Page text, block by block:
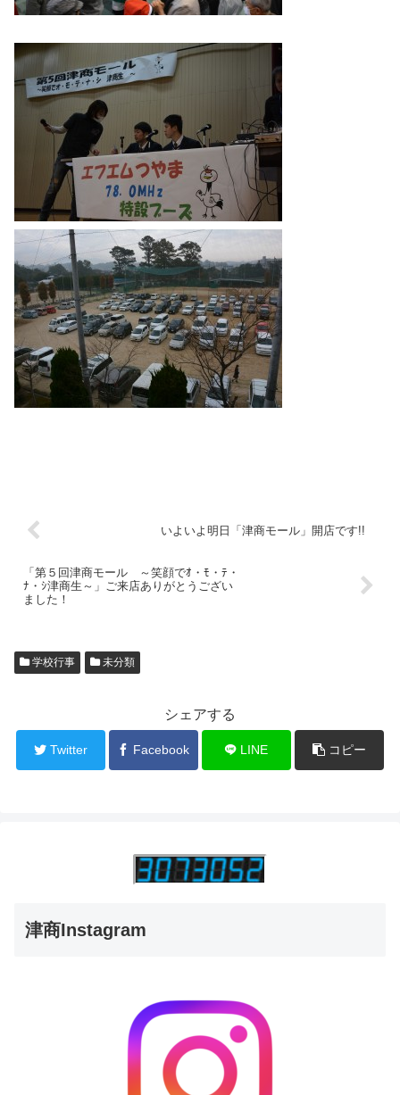
いよいよ明日「津商モール」開店です!!
「第５回津商モール ～笑顔でｵ・ﾓ・ﾃ・
ﾅ・ｼ津商生～」ご来店ありがとうござい
ました！
学校行事 未分類
シェアする
Twitter Facebook LINE コピー
津商Instagram